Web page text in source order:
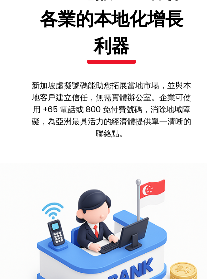
各業的本地化增長
利器
新加坡虛擬號碼能助您拓展當地市場，並與本
地客戶建立信任，無需實體辦公室。企業可使
用 +65 電話或 800 免付費號碼，消除地域障
礙，為亞洲最具活力的經濟體提供單一清晰的
聯絡點。